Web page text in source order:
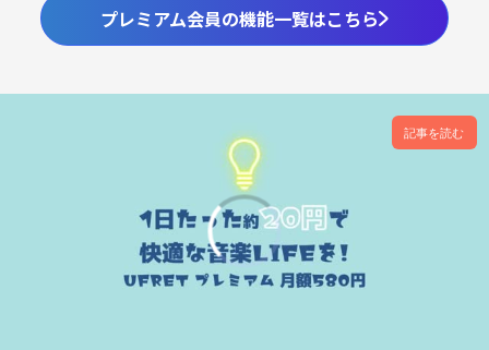
プレミアム会員の機能一覧はこちら
記事を読む